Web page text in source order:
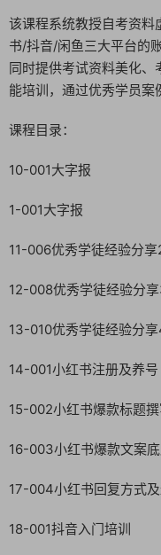
该课程系统教授自考资料
书/抖音/闲鱼三大平台的
同时提供考试资料美化
能培训，通过优秀学员案
课程目录：
10-001大字报
1-001大字报
11-006优秀学徒经验分享
12-008优秀学徒经验分
13-010优秀学徒经验分享
14-001小红书注册及养号
15-002小红书爆款标题
16-003小红书爆款文案
17-004小红书回复方式
18-001抖音入门培训